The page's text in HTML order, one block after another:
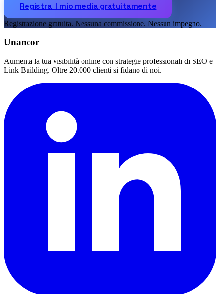
Registra il mio media gratuitamente
Registrazione gratuita. Nessuna commissione. Nessun impegno.
Unancor
Aumenta la tua visibilità online con strategie professionali di SEO e
Link Building. Oltre 20.000 clienti si fidano di noi.